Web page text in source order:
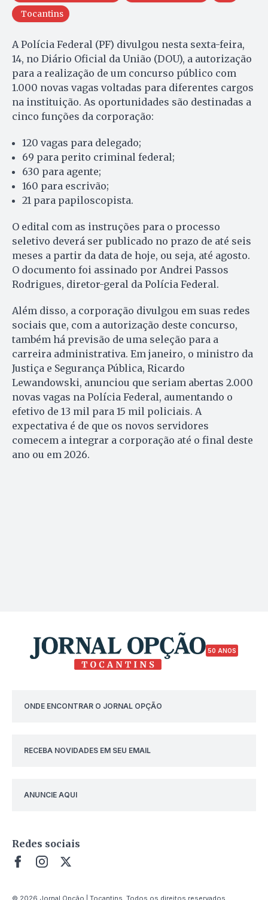
Tocantins
A Polícia Federal (PF) divulgou nesta sexta-feira,
14, no Diário Oficial da União (DOU), a autorização
para a realização de um concurso público com
1.000 novas vagas voltadas para diferentes cargos
na instituição. As oportunidades são destinadas a
cinco funções da corporação:
120 vagas para delegado;
69 para perito criminal federal;
630 para agente;
160 para escrivão;
21 para papiloscopista.
O edital com as instruções para o processo
seletivo deverá ser publicado no prazo de até seis
meses a partir da data de hoje, ou seja, até agosto.
O documento foi assinado por Andrei Passos
Rodrigues, diretor-geral da Polícia Federal.
Além disso, a corporação divulgou em suas redes
sociais que, com a autorização deste concurso,
também há previsão de uma seleção para a
carreira administrativa. Em janeiro, o ministro da
Justiça e Segurança Pública, Ricardo
Lewandowski, anunciou que seriam abertas 2.000
novas vagas na Polícia Federal, aumentando o
efetivo de 13 mil para 15 mil policiais. A
expectativa é de que os novos servidores
comecem a integrar a corporação até o final deste
ano ou em 2026.
50 ANOS
ONDE ENCONTRAR O JORNAL OPÇÃO
RECEBA NOVIDADES EM SEU EMAIL
ANUNCIE AQUI
Redes sociais
© 2026 Jornal Opção | Tocantins. Todos os direitos reservados.